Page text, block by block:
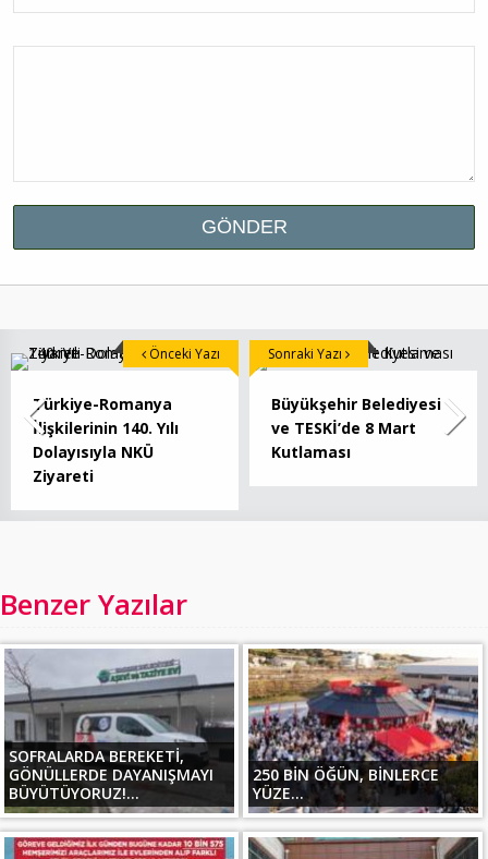
Türkiye-Romanya
İlişkilerinin 140. Yılı
Dolayısıyla NKÜ
Ziyareti
Önceki Yazı
Büyükşehir Belediyesi
ve TESKİ’de 8 Mart
Kutlaması
Sonraki Yazı
Benzer Yazılar
SOFRALARDA BEREKETİ,
GÖNÜLLERDE DAYANIŞMAYI
BÜYÜTÜYORUZ!...
250 BİN ÖĞÜN, BİNLERCE
YÜZE...